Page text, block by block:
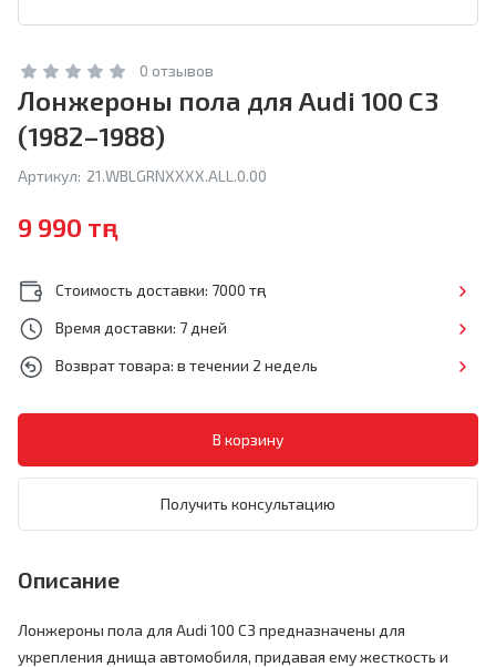
0 отзывов
Лонжероны пола для Audi 100 C3
(1982–1988)
Артикул: 21.WBLGRNXXXX.ALL.0.00
9 990 тңг
Стоимость доставки: 7000 тңг
Время доставки: 7 дней
Возврат товара: в течении 2 недель
Получить консультацию
Описание
Лонжероны пола для Audi 100 C3 предназначены для
укрепления днища автомобиля, придавая ему жесткость и